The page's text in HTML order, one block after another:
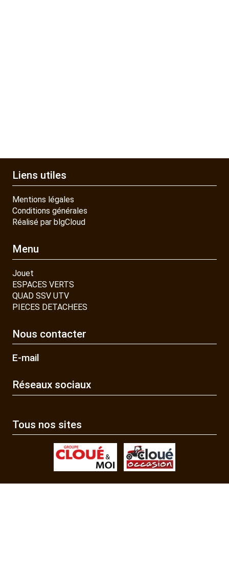
Liens utiles
Mentions légales
Conditions générales
Réalisé par blgCloud
Menu
Jouet
ESPACES VERTS
QUAD SSV UTV
PIECES DETACHEES
Nous contacter
E-mail
Réseaux sociaux
Tous nos sites